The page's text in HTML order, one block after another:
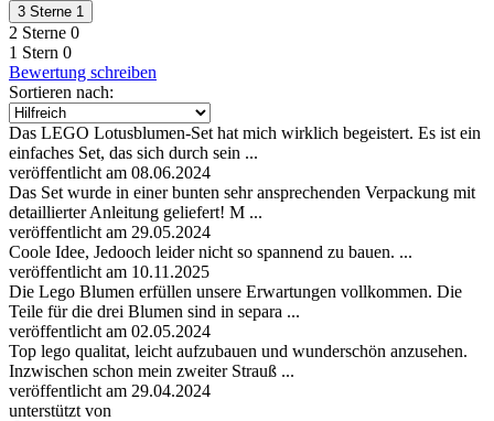
3 Sterne 1
2 Sterne 0
1 Stern 0
Bewertung schreiben
Sortieren nach:
Das LEGO Lotusblumen-Set hat mich wirklich begeistert. Es ist ein
einfaches Set, das sich durch sein ...
veröffentlicht am 08.06.2024
Das Set wurde in einer bunten sehr ansprechenden Verpackung mit
detaillierter Anleitung geliefert! M ...
veröffentlicht am 29.05.2024
Coole Idee, Jedooch leider nicht so spannend zu bauen. ...
veröffentlicht am 10.11.2025
Die Lego Blumen erfüllen unsere Erwartungen vollkommen. Die
Teile für die drei Blumen sind in separa ...
veröffentlicht am 02.05.2024
Top lego qualitat, leicht aufzubauen und wunderschön anzusehen.
Inzwischen schon mein zweiter Strauß ...
veröffentlicht am 29.04.2024
unterstützt von